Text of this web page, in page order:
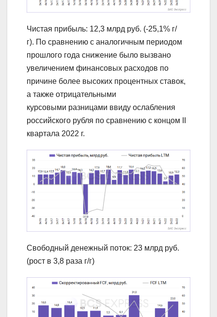
Чистая прибыль: 12,3 млрд руб. (-25,1% г/
г). По сравнению с аналогичным периодом
прошлого года снижение было вызвано
увеличением финансовых расходов по
причине более высоких процентных ставок,
а также отрицательными
курсовыми разницами ввиду ослабления
российского рубля по сравнению с концом II
квартала 2022 г.
Свободный денежный поток: 23 млрд руб.
(рост в 3,8 раза г/г)